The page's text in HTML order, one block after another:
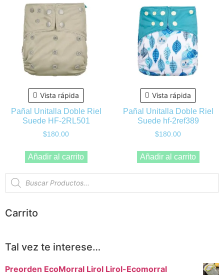
Vista rápida
Pañal Unitalla Doble Riel
Suede HF-2RL501
$180.00
Añadir al carrito
Vista rápida
Pañal Unitalla Doble Riel
Suede hf-2ref389
$180.00
Añadir al carrito
Carrito
Tal vez te interese…
Preorden EcoMorral Lirol Lirol-Ecomorral